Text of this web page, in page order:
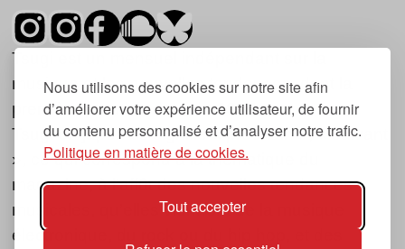
Nous utilisons des cookies sur notre site afin
d’améliorer votre expérience utilisateur, de fournir
du contenu personnalisé et d’analyser notre trafic.
Politique en matière de cookies.
Tout accepter
Tsugi est un mensuel indépendant sur la
musique et les nouvelles tendances, dont la
première parution date de 2007.
Tsugi en japonais signifie « prochain », « suivant
», ce qui correspond à la thématique du
magazine, à l’affût des nouvelles tendances
musicales, qu’elles viennent de la musique
électronique, du rock ou du hip hop, et des